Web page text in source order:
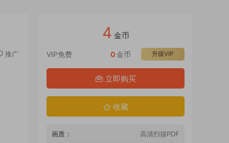
华夏地理 2026全年
看世界 2026全年
1分钟前
华夏地理 2026全年
1-12月共12期 PDF
推广
4 金币
VIP免费 升级VIP
0金币
立即购买
收藏
画质：
高清扫描PDF